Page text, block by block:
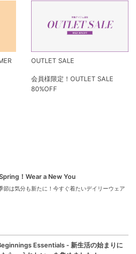
OUTLET SALE
会員様限定！OUTLET SALE
80%OFF
！Wear a New You
節は気分も新たに！今すぐ着たいデイリーウェア
Essentials - 新生活の始まりに